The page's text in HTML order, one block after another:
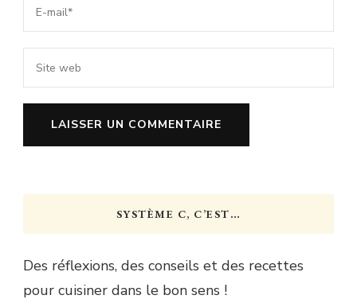
SYSTÈME C, C’EST…
Des réflexions, des conseils et des recettes
pour cuisiner dans le bon sens !